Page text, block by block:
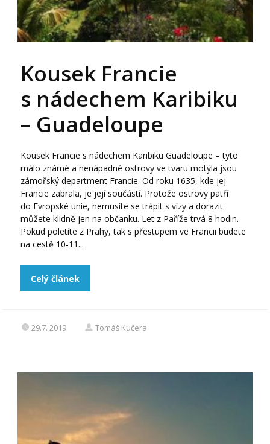
Kousek Francie
s nádechem Karibiku
– Guadeloupe
Kousek Francie s nádechem Karibiku Guadeloupe – tyto
málo známé a nenápadné ostrovy ve tvaru motýla jsou
zámořský department Francie. Od roku 1635, kde jej
Francie zabrala, je její součástí. Protože ostrovy patří
do Evropské unie, nemusíte se trápit s vízy a dorazit
můžete klidně jen na občanku. Let z Paříže trvá 8 hodin.
Pokud poletíte z Prahy, tak s přestupem ve Francii budete
na cestě 10-11...
Celý článek
29.7. 2019 Tomáš Kučera